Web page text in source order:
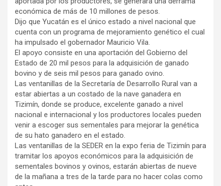
económica de más de 10 millones de pesos.
Dijo que Yucatán es el único estado a nivel nacional que
cuenta con un programa de mejoramiento genético el cual
ha impulsado el gobernador Mauricio Vila.
El apoyo consiste en una aportación del Gobierno del
Estado de 20 mil pesos para la adquisición de ganado
bovino y de seis mil pesos para ganado ovino.
Las ventanillas de la Secretaría de Desarrollo Rural van a
estar abiertas a un costado de la nave ganadera en
Tizimín, donde se produce, excelente ganado a nivel
nacional e internacional y los productores locales pueden
venir a escoger sus sementales para mejorar la genética
de su hato ganadero en el estado.
Las ventanillas de la SEDER en la expo feria de Tizimín para
tramitar los apoyos económicos para la adquisición de
sementales bovinos y ovinos, estarán abiertas de nueve
de la mañana a tres de la tarde para no hacer colas como